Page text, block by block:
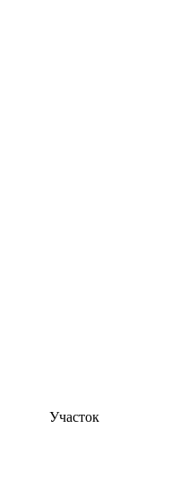
Участок